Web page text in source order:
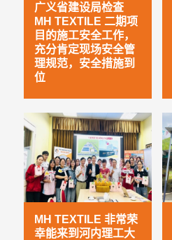
广义省建设局检查
MH TEXTILE 二期项
目的施工安全工作，
充分肯定现场安全管
理规范，安全措施到
位
MH TEXTILE 非常荣
幸能来到河内理工大